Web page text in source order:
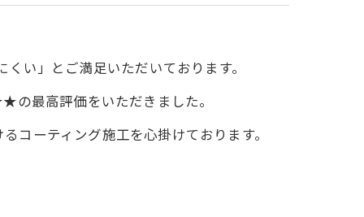
い」とご満足いただいております。
最高評価をいただきました。
コーティング施工を心掛けております。